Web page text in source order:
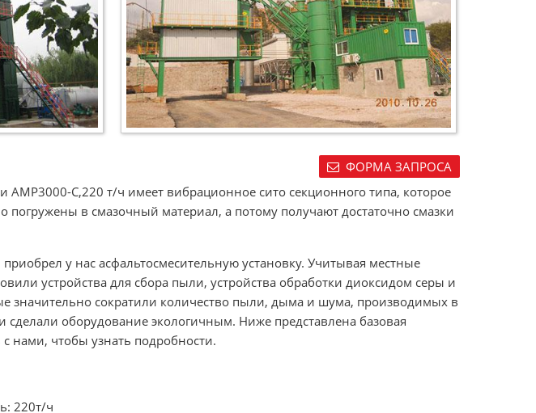
ФОРМА ЗАПРОСА
AMP3000-C,220 т/ч имеет вибрационное сито секционного типа, которое
погружены в смазочный материал, а потому получают достаточно смазки
у нас асфальтосмесительную установку. Учитывая местные
устройства для сбора пыли, устройства обработки диоксидом серы и
значительно сократили количество пыли, дыма и шума, производимых в
сделали оборудование экологичным. Ниже представлена базовая
нами, чтобы узнать подробности.
220т/ч